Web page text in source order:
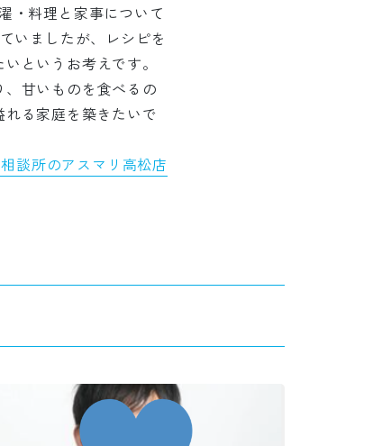
・料理と家事について
いましたが、レシピを
というお考えです。
甘いものを食べるの
る家庭を築きたいで
談所のアスマリ高松店